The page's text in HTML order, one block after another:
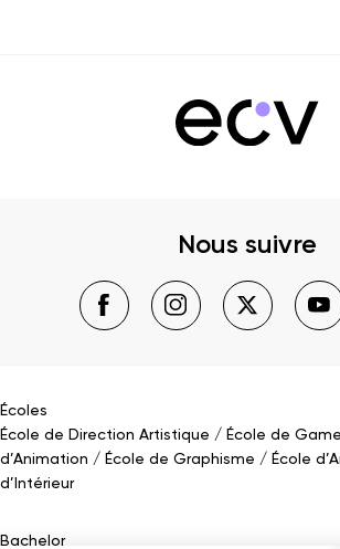
Nous suivre
Écoles
École de Direction Artistique
École de
d’Animation
École de Graphisme
École
d’Intérieur
Bachelor